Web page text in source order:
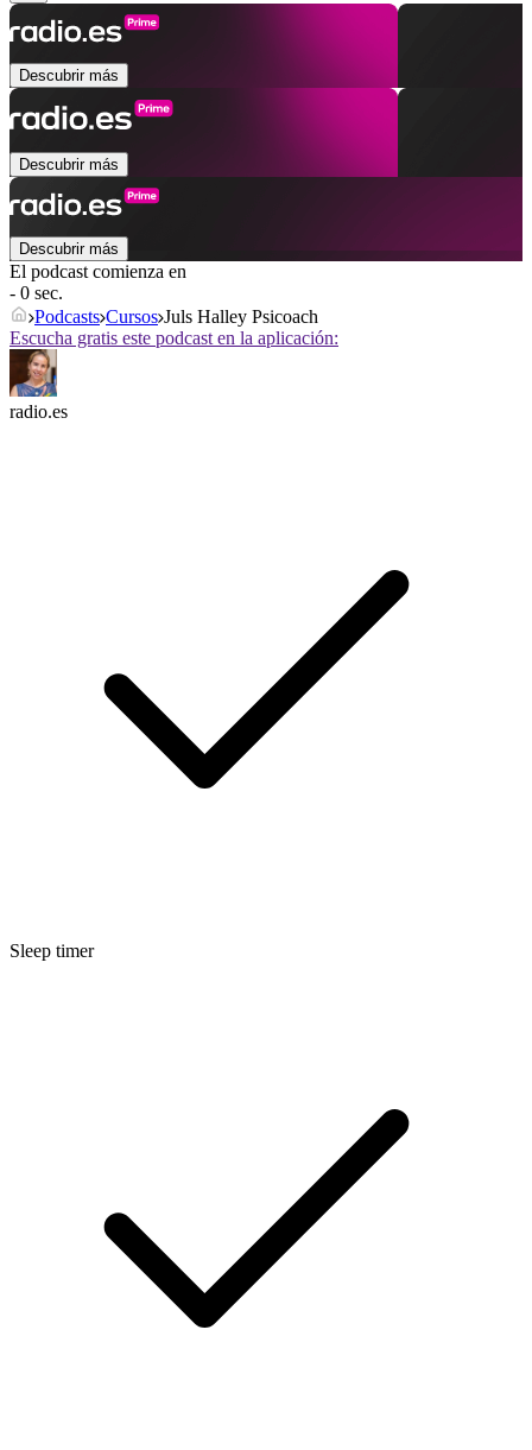
Descubrir más
Descubrir más
Descubrir más
El podcast comienza en
- 0 sec.
Podcasts Cursos Juls Halley Psicoach
Escucha gratis este podcast en la aplicación:
radio.es
Sleep timer